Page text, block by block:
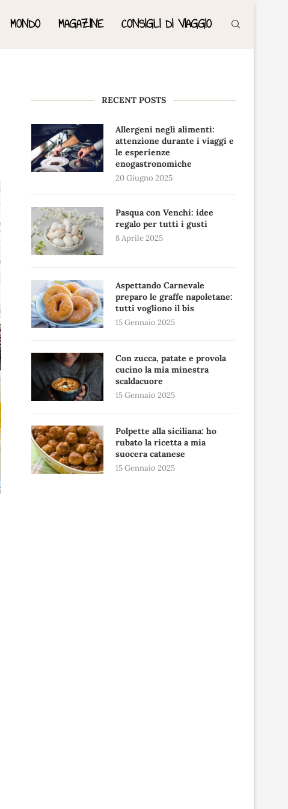
MONDO MAGAZINE CONSIGLI DI VIAGGIO
RECENT POSTS
Allergeni negli alimenti:
attenzione durante i viaggi e
le esperienze
enogastronomiche
20 Giugno 2025
Pasqua con Venchi: idee
regalo per tutti i gusti
8 Aprile 2025
Aspettando Carnevale
preparo le graffe napoletane:
tutti vogliono il bis
15 Gennaio 2025
Con zucca, patate e provola
cucino la mia minestra
scaldacuore
15 Gennaio 2025
Polpette alla siciliana: ho
rubato la ricetta a mia
suocera catanese
15 Gennaio 2025